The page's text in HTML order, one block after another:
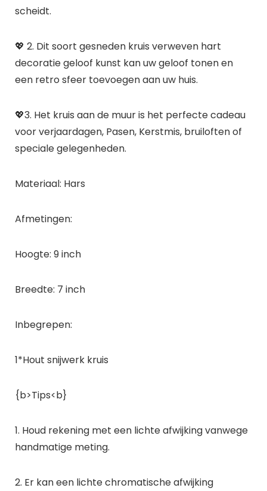
scheidt.
💖 2. Dit soort gesneden kruis verweven hart
decoratie geloof kunst kan uw geloof tonen en
een retro sfeer toevoegen aan uw huis.
💖3. Het kruis aan de muur is het perfecte cadeau
voor verjaardagen, Pasen, Kerstmis, bruiloften of
speciale gelegenheden.
Materiaal: Hars
Afmetingen:
Hoogte: 9 inch
Breedte: 7 inch
Inbegrepen:
1*Hout snijwerk kruis
{b>Tips<b}
1. Houd rekening met een lichte afwijking vanwege
handmatige meting.
2. Er kan een lichte chromatische afwijking